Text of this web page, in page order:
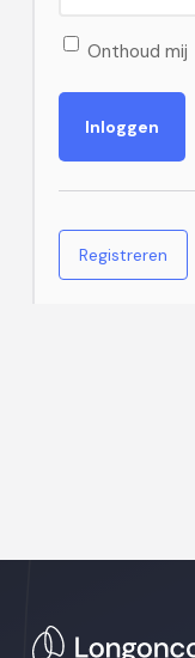
Onthoud mij
Registreren